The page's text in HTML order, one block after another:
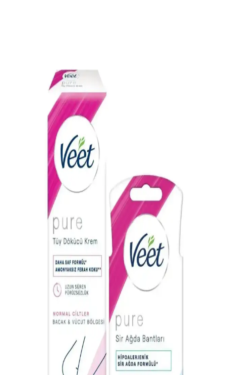
Ani Cilt Reaksiyonlarına Karşı Tüy Dökücü
Kremlerin Güvenli Kullanımı ve Önlemler
Tüy dökücü kremler, hızlı tüy giderimi sağlasa da ani cilt
reaksiyonlarına neden olabilir. Kullanım öncesi test, talimatlara
uyum ve reaksiyon durumunda dermatologa başvuru önemlidir.
2025 Yılında Gelişen Tüy Dökücü Spreyler: Pratik
ve Acısız Çözümler
2025 itibarıyla tüy dökücü spreyler, pratik ve acısız çözümler
sunarak kişisel bakımda öne çıkıyor. Kimyasal yapılarıyla yüzeydeki
tüyleri çözer, hijyenik ve güvenli kullanım sağlar.
Tüy Dökücü Kozmetik Ürünlerde Etkili ve Güvenli
Kullanım Yöntemleri Rehberi
Tüy dökücü kozmetik ürünlerin etkili ve güvenli kullanımı için
ipuçları, içerik seçimi ve cilt dostu çözümler hakkında detaylar. Cilt
tahrişi ve tüy tekrarını önlemek için bilinçli tercih yapın.
Tüy Dökücü Spreyler ile Pürüzsüz ve Güvenilir Cilt
Bakımı Yöntemleri
Tüy dökücü spreyler, hızlı ve etkili sonuçlar sunar. Ciltle uyumlu
formülleri ve kullanım kolaylığıyla pürüzsüz cilt sağlar, tahrişi azaltır
ve bakım rutininizin önemli bir parçası olur.
Erkekler İçin Güvenli ve Etkili Genital Bölge Tüy
Dökücü Ürünler Rehberi